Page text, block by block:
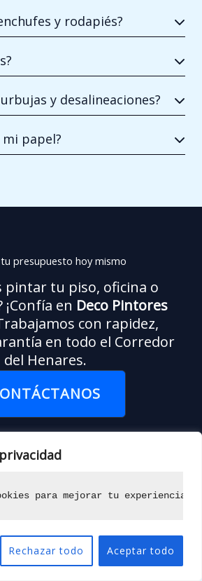
para mejorar tu experiencia
Rechazar todo Aceptar todo
y rodapiés?
y desalineaciones?
papel?
presupuesto hoy mismo
pintar tu piso, oficina o
en Deco Pintores
con rapidez,
en todo el Corredor
del Henares.
28850